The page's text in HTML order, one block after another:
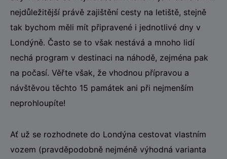
nejdůležitější právě zajištění cesty na letiště, stejně
tak bychom měli mít připravené i jednotlivé dny v
Londýně. Často se to však nestává a mnoho lidí
nechá program v destinaci na náhodě, zejména pak
na počasí. Věřte však, že vhodnou přípravou a
návštěvou těchto 15 památek ani při nejmenším
neprohloupíte!
Ať už se rozhodnete do Londýna cestovat vlastním
vozem (pravděpodobně nejméně výhodná varianta